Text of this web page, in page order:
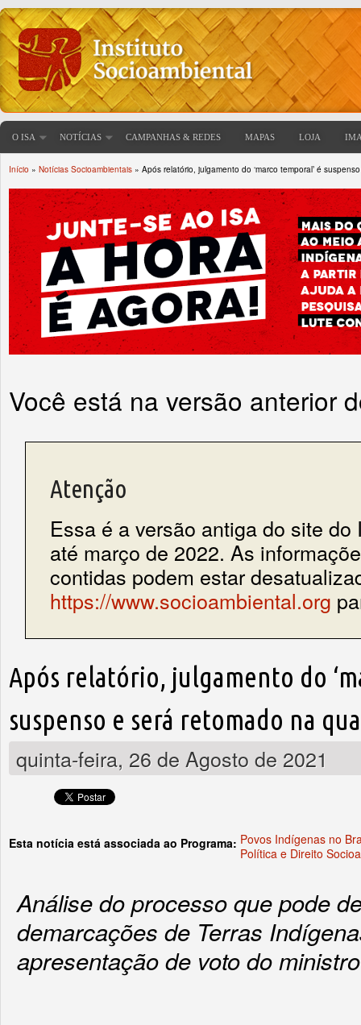
O ISA NOTÍCIAS CAMPANHAS & REDES MAPAS LOJA
Início » Notícias Socioambientais » Após relatório, julgamento do ‘marco temporal’ é
Você está na versão anterior
Atenção
Essa é a versão antiga do site do
até março de 2022. As
contidas podem estar
https://www.socioambiental.org
Após relatório, julgamento do
suspenso e será retomado na
quinta-feira, 26 de Agosto de 2021
Esta notícia está associada ao Programa: Povos Indígenas no
Política e Direito
Análise do processo que pode
demarcações de Terras
apresentação de voto do